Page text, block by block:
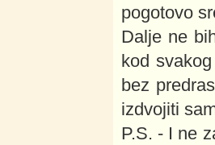
pogotovo
Dalje ne
kod
bez
izdvojiti
P.S. - I ne